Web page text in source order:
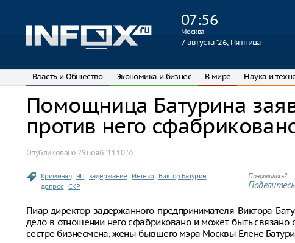
07:56
Москва
7 августа ‘26, Пятница
Власть и Общество Экономика и бизнес В мире Наука и
Помощница Батурина
против него
Опубликовано 29 нояб. ‘11 10:55
Криминал ЧП задержание Интеко Виктор Батурин
допрос СКР
Понравилось?
Пиар-директор задержанного предпринимателя Виктора
дело в отношении него сфабриковано и может быть связано
сестре бизнесмена, жены бывшего мэра Москвы Елене